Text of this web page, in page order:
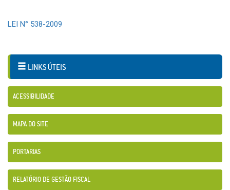
LEI N° 538-2009
LINKS ÚTEIS
ACESSIBILIDADE
MAPA DO SITE
PORTARIAS
RELATÓRIO DE GESTÃO FISCAL